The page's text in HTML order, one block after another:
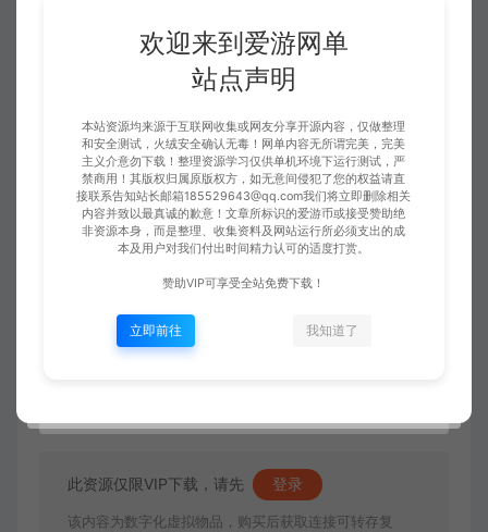
此资源仅限VIP下载，请先 登录
该内容为数字化虚拟物品，购买后获取连接可转存复
欢迎来到爱游网单
站点声明
本站资源均来源于互联网收集或网友分享开源内容，仅做整理
和安全测试，火绒安全确认无毒！网单内容无所谓完美，完美
主义介意勿下载！整理资源学习仅供单机环境下运行测试，严
禁商用！其版权归属原版权方，如无意间侵犯了您的权益请直
接联系告知站长邮箱185529643@qq.com我们将立即删除相关
内容并致以最真诚的歉意！文章所标识的爱游币或接受赞助绝
非资源本身，而是整理、收集资料及网站运行所必须支出的成
本及用户对我们付出时间精力认可的适度打赏。
赞助VIP可享受全站免费下载！
立即前往 我知道了